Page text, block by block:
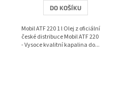
DO KOŠÍKU
Mobil ATF 220 1 l Olej z oficiální
české distribuce Mobil ATF 220
- Vysoce kvalitní kapalina do...